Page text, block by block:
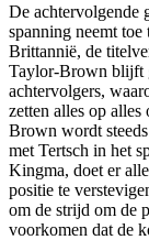
De achtervolgende
spanning neemt
Brittannië, de
Taylor-Brown blijft
achtervolgers,
zetten alles op
Brown wordt
met Tertsch in het
Kingma, doet er
positie te
om de strijd om de
voorkomen dat de